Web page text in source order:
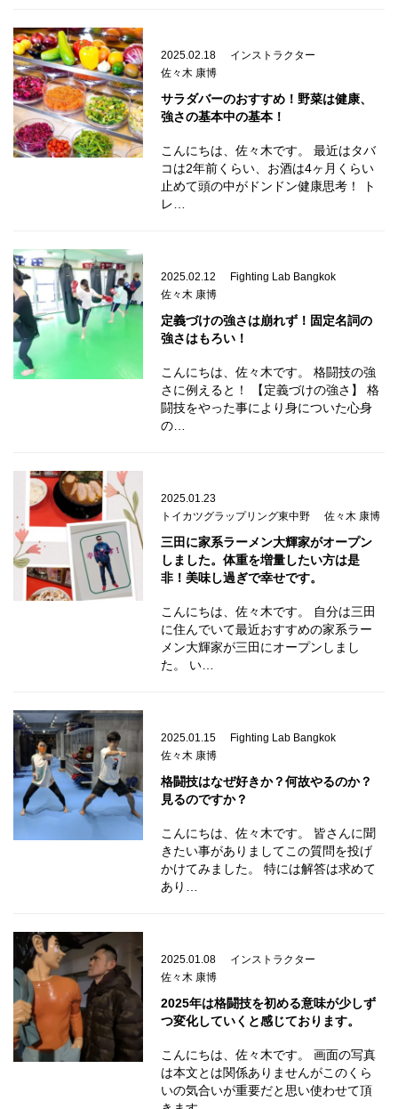
2025.02.18
インストラクター
佐々木 康博
サラダバーのおすすめ！野菜は健康、
強さの基本中の基本！
こんにちは、佐々木です。 最近はタバ
コは2年前くらい、お酒は4ヶ月くらい
止めて頭の中がドンドン健康思考！ ト
レ…
2025.02.12
Fighting Lab Bangkok
佐々木 康博
定義づけの強さは崩れず！固定名詞の
強さはもろい！
こんにちは、佐々木です。 格闘技の強
さに例えると！ 【定義づけの強さ】 格
闘技をやった事により身についた心身
の…
2025.01.23
トイカツグラップリング東中野
佐々木 康博
三田に家系ラーメン大輝家がオープン
しました。体重を増量したい方は是
非！美味し過ぎで幸せです。
こんにちは、佐々木です。 自分は三田
に住んでいて最近おすすめの家系ラー
メン大輝家が三田にオープンしまし
た。 い…
2025.01.15
Fighting Lab Bangkok
佐々木 康博
格闘技はなぜ好きか？何故やるのか？
見るのですか？
こんにちは、佐々木です。 皆さんに聞
きたい事がありましてこの質問を投げ
かけてみました。 特には解答は求めて
あり…
2025.01.08
インストラクター
佐々木 康博
2025年は格闘技を初める意味が少しず
つ変化していくと感じております。
こんにちは、佐々木です。 画面の写真
は本文とは関係ありませんがこのくら
いの気合いが重要だと思い使わせて頂